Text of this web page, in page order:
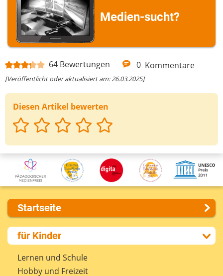
64 Bewertungen 0 Kommentare
[Veröffentlicht oder aktualisiert am: 26.03.2025]
Diesen Artikel bewerten
Medien-sucht?
Startseite
Über uns
Presse
Kontakt
Impressum
für Kinder
Lernen und Schule
Hobby und Freizeit